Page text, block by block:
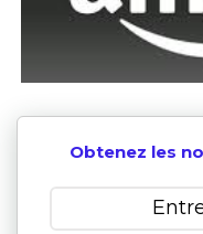
Obtenez les